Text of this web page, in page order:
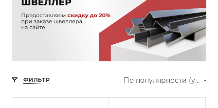
ФИЛЬТР По популярности (убывание)